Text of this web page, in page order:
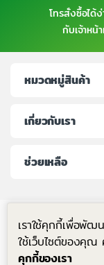
โทรสั่งซื้อได้
กับเจ้าหน้
หมวดหมู่สินค้า
เกี่ยวกับเรา
ช่วยเหลือ
เราใช้คุกกี้เพื่อพัฒ
ใช้เว็บไซต์ของคุณ
คุกกี้ของเรา